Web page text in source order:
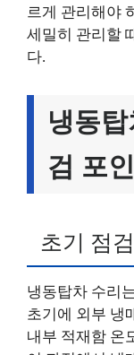
르게 관리해야
세밀히 관리할
다.
냉동
검 포
초기 점
냉동탑차 수리
초기에 외부 냉
내부 적재함 온